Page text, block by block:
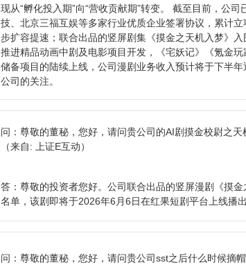
现从“孵化投入期”向“营收贡献期”转变。 截至目前，公
技、北京三福互娱等多家行业优质企业签署协议，累计
步扩容提速；联合出品的竖屏剧集《摸金之天机入梦》
推进精品动画中剧及电影项目开发，《宅妖记》《氪金
储备项目的陆续上线，公司漫剧业务收入预计将于下半
公司的关注。
问： 尊敬的董秘，您好，请问贵公司的AI剧摸金校尉之
（来自: 上证E互动）
答： 尊敬的投资者您好。公司联合出品的竖屏漫剧《摸
名单，该剧即将于2026年6月6日在红果短剧平台上线播
问： 尊敬的董秘，您好，请问贵公司sst之后什么时候摘